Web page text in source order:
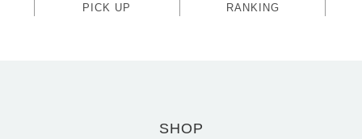
PICK UP RANKING
SHOP